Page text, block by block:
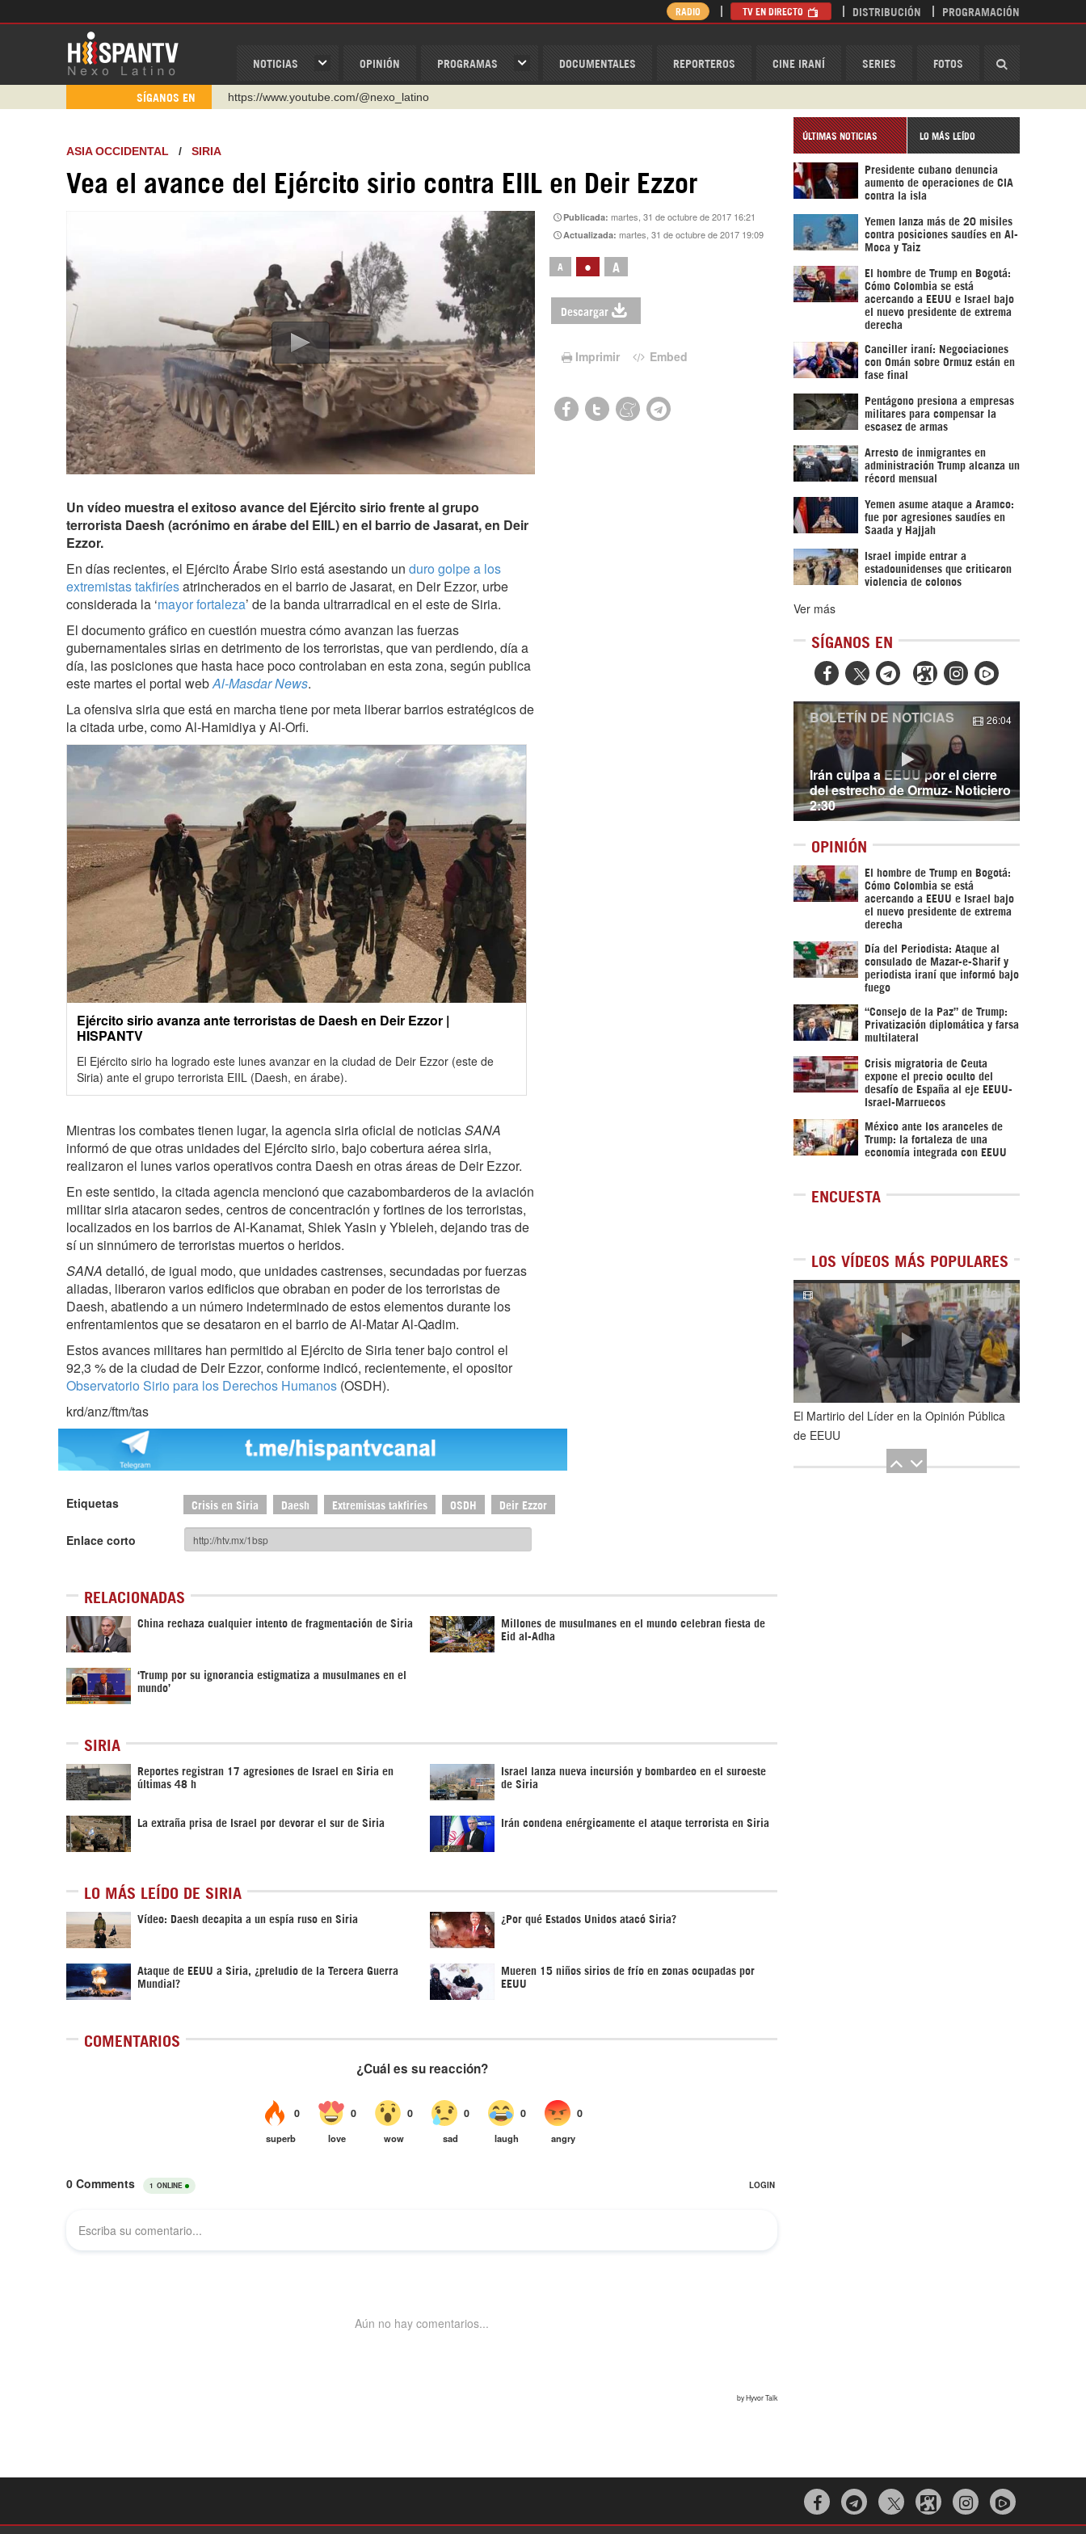
NOTICIAS OPINIÓN PROGRAMAS DOCUMENTALES REPORTEROS CINE IRANÍ SERIES FOTOS
RADIO TV EN DIRECTO DISTRIBUCIÓN PROGRAMACIÓN
SÍGANOS EN
https://www.youtube.com/@nexo_latino
https://urmedium.com/c/hispantv
WhatsApp y Viber: +98 921 79 29 404
https://www.facebook.com/Nexolatino.Canal
ASIA OCCIDENTAL / SIRIA
Vea el avance del Ejército sirio contra EIIL en Deir Ezzor
Publicada:martes, 31 de octubre de 2017 16:21
Actualizada:martes, 31 de octubre de 2017 19:09
A • A
Descargar
Imprimir Embed
Un vídeo muestra el exitoso avance del Ejército sirio frente al grupo
terrorista Daesh (acrónimo en árabe del EIIL) en el barrio de Jasarat, en Deir
Ezzor.
En días recientes, el Ejército Árabe Sirio está asestando un duro golpe a los
extremistas takfiríesatrincherados en el barrio de Jasarat, en Deir Ezzor, urbe
considerada la ‘mayor fortaleza’ de la banda ultrarradical en el este de Siria.
El documento gráfico en cuestión muestra cómo avanzan las fuerzas
gubernamentales sirias en detrimento de los terroristas, que van perdiendo, día a
día, las posiciones que hasta hace poco controlaban en esta zona, según publica
este martes el portal webAl-Masdar News.
La ofensiva siria que está en marcha tiene por meta liberar barrios estratégicos de
la citada urbe, como Al-Hamidiya y Al-Orfi.
Ejército sirio avanza ante terroristas de Daesh en Deir Ezzor |
HISPANTV
El Ejército sirio ha logrado este lunes avanzar en la ciudad de Deir Ezzor (este de
Siria) ante el grupo terrorista EIIL (Daesh, en árabe).
Mientras los combates tienen lugar, la agencia siria oficial de noticiasSANA
informó de que otras unidades del Ejército sirio, bajo cobertura aérea siria,
realizaron el lunes varios operativos contra Daesh en otras áreas de Deir Ezzor.
En este sentido, la citada agencia mencionó que cazabombarderos de la aviación
militar siria atacaron sedes, centros de concentración y fortines de los terroristas,
localizados en los barrios de Al-Kanamat, Shiek Yasin y Ybieleh, dejando tras de
sí un sinnúmero de terroristas muertos o heridos.
SANA detalló, de igual modo, que unidades castrenses, secundadas por fuerzas
aliadas, liberaron varios edificios que obraban en poder de los terroristas de
Daesh, abatiendo a un número indeterminado de estos elementos durante los
enfrentamientos que se desataron en el barrio de Al-Matar Al-Qadim.
Estos avances militares han permitido al Ejército de Siria tener bajo control el
92,3 % de la ciudad de Deir Ezzor, conforme indicó, recientemente, el opositor
Observatorio Sirio para los Derechos Humanos (OSDH).
krd/anz/ftm/tas
Etiquetas Crisis en Siria Daesh Extremistas takfiríes OSDH Deir Ezzor
Enlace corto
RELACIONADAS
China rechaza cualquier intento de fragmentación de Siria Millones de musulmanes en el mundo celebran fiesta de
Eid al-Adha
‘Trump por su ignorancia estigmatiza a musulmanes en el
mundo’
SIRIA
Reportes registran 17 agresiones de Israel en Siria en
últimas 48 h
Israel lanza nueva incursión y bombardeo en el suroeste
de Siria
La extraña prisa de Israel por devorar el sur de Siria Irán condena enérgicamente el ataque terrorista en Siria
LO MÁS LEÍDO DE SIRIA
Vídeo: Daesh decapita a un espía ruso en Siria ¿Por qué Estados Unidos atacó Siria?
Ataque de EEUU a Siria, ¿preludio de la Tercera Guerra
Mundial?
Mueren 15 niños sirios de frío en zonas ocupadas por
EEUU
COMENTARIOS
ÚLTIMAS NOTICIAS LO MÁS LEÍDO
Presidente cubano denuncia
aumento de operaciones de CIA
contra la isla
Yemen lanza más de 20 misiles
contra posiciones saudíes en Al-
Moca y Taiz
El hombre de Trump en Bogotá:
Cómo Colombia se está
acercando a EEUU e Israel bajo
el nuevo presidente de extrema
derecha
Canciller iraní: Negociaciones
con Omán sobre Ormuz están en
fase final
Pentágono presiona a empresas
militares para compensar la
escasez de armas
Arresto de inmigrantes en
administración Trump alcanza un
récord mensual
Yemen asume ataque a Aramco:
fue por agresiones saudíes en
Saada y Hajjah
Israel impide entrar a
estadounidenses que criticaron
violencia de colonos
Ver más
SÍGANOS EN
  
Irán culpa a EEUU por el cierre
del estrecho de Ormuz- Noticiero
2:30
BOLETÍN DE NOTICIAS 26:04
OPINIÓN
El hombre de Trump en Bogotá:
Cómo Colombia se está
acercando a EEUU e Israel bajo
el nuevo presidente de extrema
derecha
Día del Periodista: Ataque al
consulado de Mazar-e-Sharif y
periodista iraní que informó bajo
fuego
“Consejo de la Paz” de Trump:
Privatización diplomática y farsa
multilateral
Crisis migratoria de Ceuta
expone el precio oculto del
desafío de España al eje EEUU-
Israel-Marruecos
México ante los aranceles de
Trump: la fortaleza de una
economía integrada con EEUU
ENCUESTA
LOS VÍDEOS MÁS POPULARES
1de5
El Martirio del Líder en la Opinión Pública
de EEUU
  